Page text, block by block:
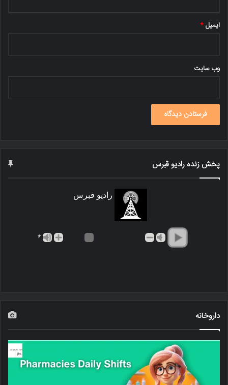
ایمیل*
وب‌ سایت
پخش زنده رادیو قبرس
رادیو قبرس
*
داروخانه